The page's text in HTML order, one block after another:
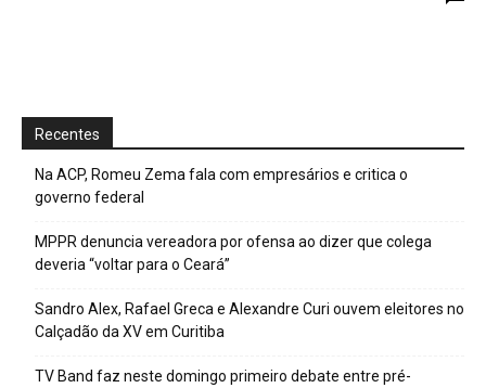
Recentes
Na ACP, Romeu Zema fala com empresários e critica o
governo federal
MPPR denuncia vereadora por ofensa ao dizer que colega
deveria “voltar para o Ceará”
Sandro Alex, Rafael Greca e Alexandre Curi ouvem eleitores no
Calçadão da XV em Curitiba
TV Band faz neste domingo primeiro debate entre pré-